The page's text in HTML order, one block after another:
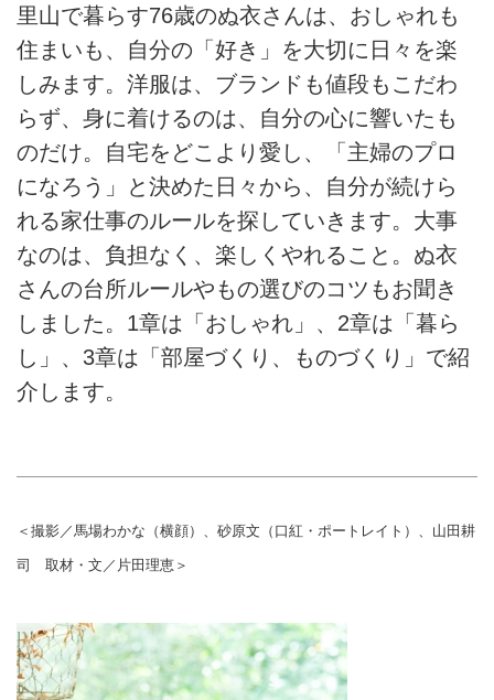
里山で暮らす76歳のぬ衣さんは、おしゃれも
住まいも、自分の「好き」を大切に日々を楽
しみます。洋服は、ブランドも値段もこだわ
らず、身に着けるのは、自分の心に響いたも
のだけ。自宅をどこより愛し、「主婦のプロ
になろう」と決めた日々から、自分が続けら
れる家仕事のルールを探していきます。大事
なのは、負担なく、楽しくやれること。ぬ衣
さんの台所ルールやもの選びのコツもお聞き
しました。1章は「おしゃれ」、2章は「暮ら
し」、3章は「部屋づくり、ものづくり」で紹
介します。
＜撮影／馬場わかな（横顔）、砂原文（口紅・ポートレイト）、山田耕
司 取材・文／片田理恵＞